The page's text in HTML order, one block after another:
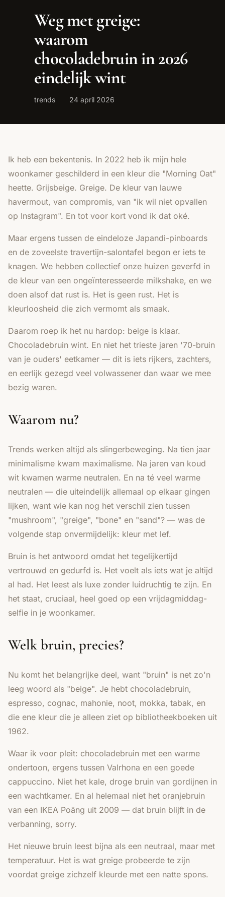
Weg met greige:
waarom
chocoladebruin in 2026
eindelijk wint
trends 24 april 2026
Ik heb een bekentenis. In 2022 heb ik mijn hele
woonkamer geschilderd in een kleur die "Morning Oat"
heette. Grijsbeige. Greige. De kleur van lauwe
havermout, van compromis, van "ik wil niet opvallen
op Instagram". En tot voor kort vond ik dat oké.
Maar ergens tussen de eindeloze Japandi-pinboards
en de zoveelste travertijn-salontafel begon er iets te
knagen. We hebben collectief onze huizen geverfd in
de kleur van een ongeïnteresseerde milkshake, en we
doen alsof dat rust is. Het is geen rust. Het is
kleurloosheid die zich vermomt als smaak.
Daarom roep ik het nu hardop: beige is klaar.
Chocoladebruin wint. En niet het trieste jaren '70-bruin
van je ouders' eetkamer — dit is iets rijkers, zachters,
en eerlijk gezegd veel volwassener dan waar we mee
bezig waren.
Waarom nu?
Trends werken altijd als slingerbeweging. Na tien jaar
minimalisme kwam maximalisme. Na jaren van koud
wit kwamen warme neutralen. En na té veel warme
neutralen — die uiteindelijk allemaal op elkaar gingen
lijken, want wie kan nog het verschil zien tussen
"mushroom", "greige", "bone" en "sand"? — was de
volgende stap onvermijdelijk: kleur met lef.
Bruin is het antwoord omdat het tegelijkertijd
vertrouwd en gedurfd is. Het voelt als iets wat je altijd
al had. Het leest als luxe zonder luidruchtig te zijn. En
het staat, cruciaal, heel goed op een vrijdagmiddag-
selfie in je woonkamer.
Welk bruin, precies?
Nu komt het belangrijke deel, want "bruin" is net zo'n
leeg woord als "beige". Je hebt chocoladebruin,
espresso, cognac, mahonie, noot, mokka, tabak, en
die ene kleur die je alleen ziet op bibliotheekboeken uit
1962.
Waar ik voor pleit: chocoladebruin met een warme
ondertoon, ergens tussen Valrhona en een goede
cappuccino. Niet het kale, droge bruin van gordijnen in
een wachtkamer. En al helemaal niet het oranjebruin
van een IKEA Poäng uit 2009 — dat bruin blijft in de
verbanning, sorry.
Het nieuwe bruin leest bijna als een neutraal, maar met
temperatuur. Het is wat greige probeerde te zijn
voordat greige zichzelf kleurde met een natte spons.